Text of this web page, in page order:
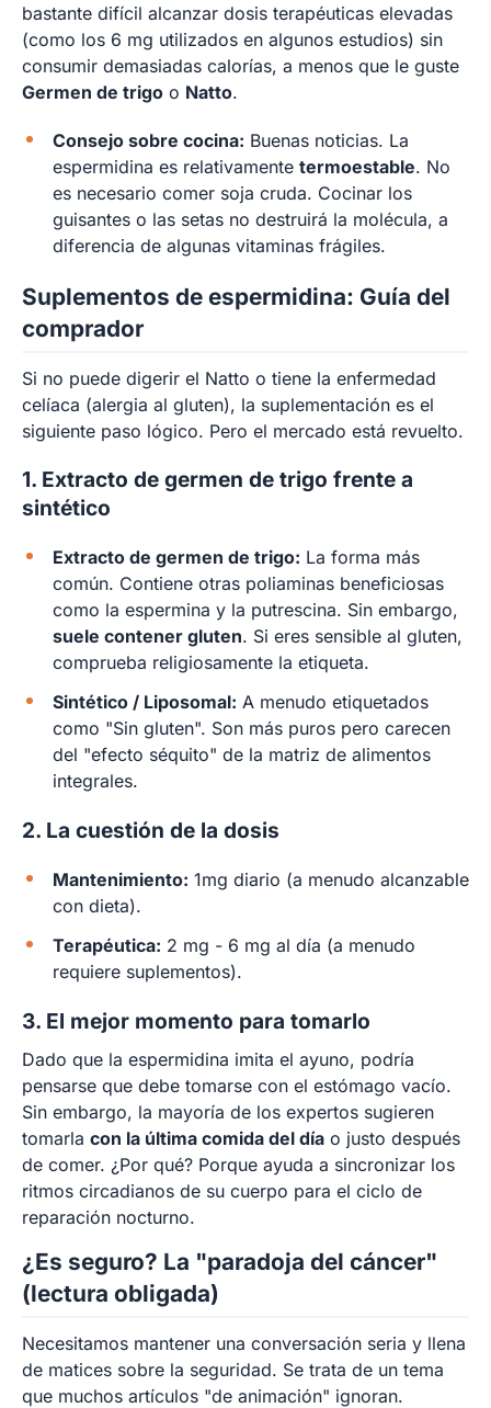
bastante difícil alcanzar dosis terapéuticas elevadas
(como los 6 mg utilizados en algunos estudios) sin
consumir demasiadas calorías, a menos que le guste
Germen de trigo o Natto.
Consejo sobre cocina: Buenas noticias. La
espermidina es relativamente termoestable. No
es necesario comer soja cruda. Cocinar los
guisantes o las setas no destruirá la molécula, a
diferencia de algunas vitaminas frágiles.
Suplementos de espermidina: Guía del
comprador
Si no puede digerir el Natto o tiene la enfermedad
celíaca (alergia al gluten), la suplementación es el
siguiente paso lógico. Pero el mercado está revuelto.
1. Extracto de germen de trigo frente a
sintético
Extracto de germen de trigo: La forma más
común. Contiene otras poliaminas beneficiosas
como la espermina y la putrescina. Sin embargo,
suele contener gluten. Si eres sensible al gluten,
comprueba religiosamente la etiqueta.
Sintético / Liposomal: A menudo etiquetados
como "Sin gluten". Son más puros pero carecen
del "efecto séquito" de la matriz de alimentos
integrales.
2. La cuestión de la dosis
Mantenimiento: 1mg diario (a menudo alcanzable
con dieta).
Terapéutica: 2 mg - 6 mg al día (a menudo
requiere suplementos).
3. El mejor momento para tomarlo
Dado que la espermidina imita el ayuno, podría
pensarse que debe tomarse con el estómago vacío.
Sin embargo, la mayoría de los expertos sugieren
tomarla con la última comida del día o justo después
de comer. ¿Por qué? Porque ayuda a sincronizar los
ritmos circadianos de su cuerpo para el ciclo de
reparación nocturno.
¿Es seguro? La "paradoja del cáncer"
(lectura obligada)
Necesitamos mantener una conversación seria y llena
de matices sobre la seguridad. Se trata de un tema
que muchos artículos "de animación" ignoran.